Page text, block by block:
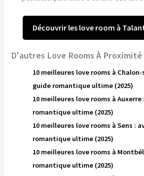
Découvrir les love room à
D'autres Love Rooms À Proximité
10 meilleures love rooms à
guide romantique ultime (2025)
10 meilleures love rooms à
romantique ultime (2025)
10 meilleures love rooms à Sens :
romantique ultime (2025)
10 meilleures love rooms à
romantique ultime (2025)